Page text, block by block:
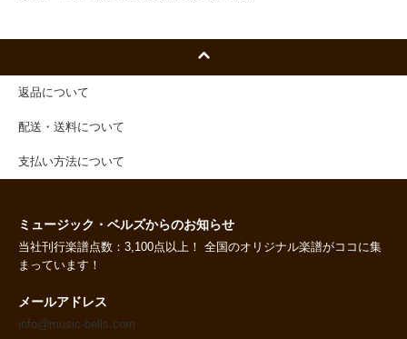
返品について
配送・送料について
支払い方法について
ミュージック・ベルズからのお知らせ
当社刊行楽譜点数：3,100点以上！ 全国のオリジナル楽譜がココに集
まっています！
メールアドレス
info@music-bells.com